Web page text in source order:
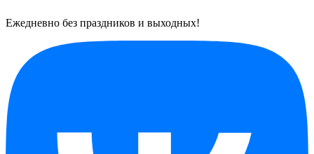
Ежедневно без праздников и выходных!